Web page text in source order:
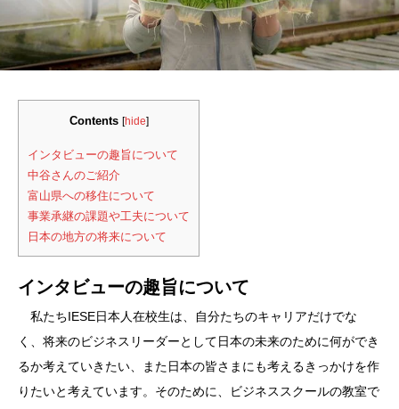
Contents [hide]
インタビューの趣旨について
中谷さんのご紹介
富山県への移住について
事業承継の課題や工夫について
日本の地方の将来について
インタビューの趣旨について
私たちIESE日本人在校生は、自分たちのキャリアだけでな
く、将来のビジネスリーダーとして日本の未来のために何ができ
るか考えていきたい、また日本の皆さまにも考えるきっかけを作
りたいと考えています。そのために、ビジネススクールの教室で